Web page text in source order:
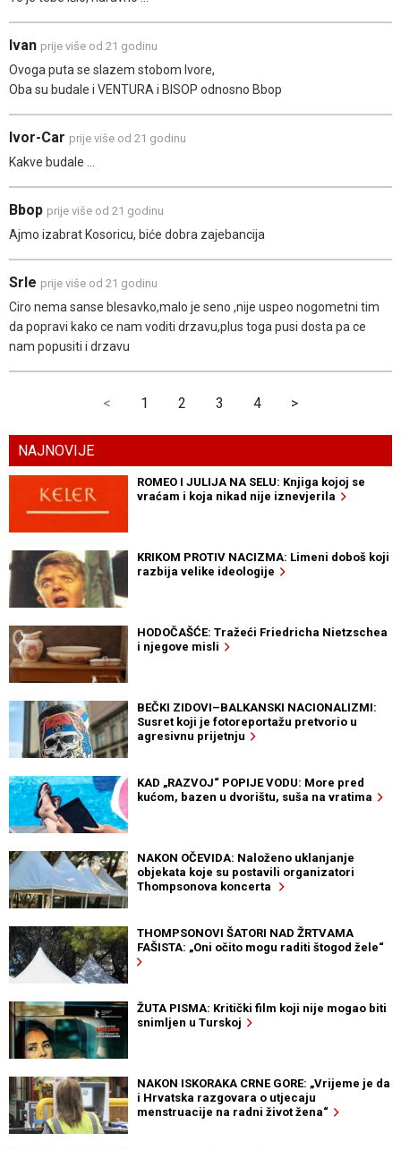
Ivan prije više od 21 godinu
Ovoga puta se slazem stobom Ivore,
Oba su budale i VENTURA i BISOP odnosno Bbop
Ivor-Car prije više od 21 godinu
Kakve budale ...
Bbop prije više od 21 godinu
Ajmo izabrat Kosoricu, biće dobra zajebancija
Srle prije više od 21 godinu
Ciro nema sanse blesavko,malo je seno ,nije uspeo nogometni tim
da popravi kako ce nam voditi drzavu,plus toga pusi dosta pa ce
nam popusiti i drzavu
< 1 2 3 4 >
NAJNOVIJE
ROMEO I JULIJA NA SELU: Knjiga kojoj se
vraćam i koja nikad nije iznevjerila
KRIKOM PROTIV NACIZMA: Limeni doboš koji
razbija velike ideologije
HODOČAŠĆE: Tražeći Friedricha Nietzschea
i njegove misli
BEČKI ZIDOVI–BALKANSKI NACIONALIZMI:
Susret koji je fotoreportažu pretvorio u
agresivnu prijetnju
KAD „RAZVOJ“ POPIJE VODU: More pred
kućom, bazen u dvorištu, suša na vratima
NAKON OČEVIDA: Naloženo uklanjanje
objekata koje su postavili organizatori
Thompsonova koncerta
THOMPSONOVI ŠATORI NAD ŽRTVAMA
FAŠISTA: „Oni očito mogu raditi štogod žele“
ŽUTA PISMA: Kritički film koji nije mogao biti
snimljen u Turskoj
NAKON ISKORAKA CRNE GORE: „Vrijeme je da
i Hrvatska razgovara o utjecaju
menstruacije na radni život žena“